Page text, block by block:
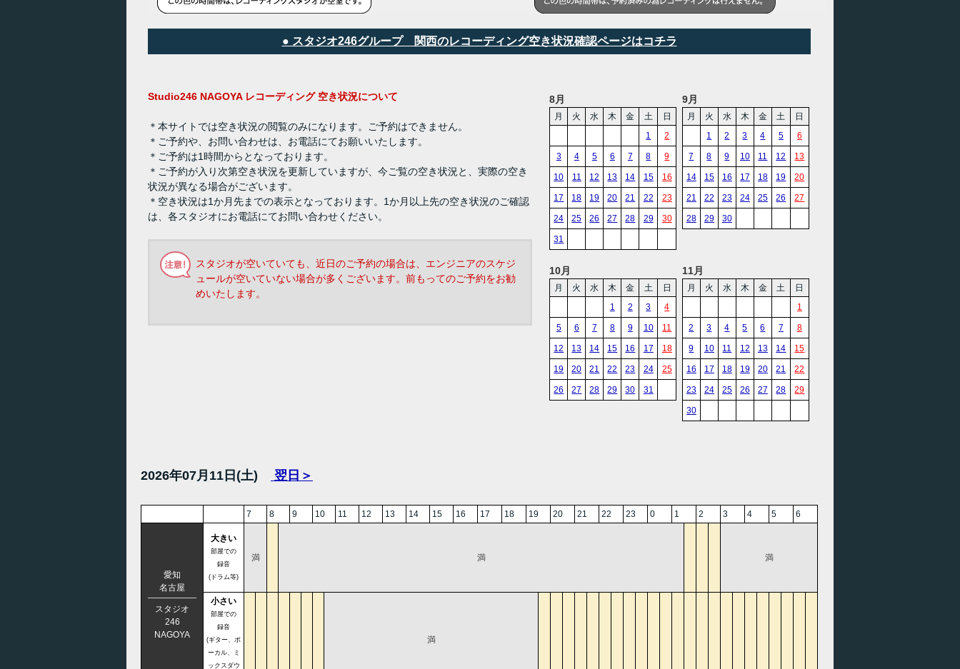
● スタジオ246グループ 関西のレコーディング空き状況確認ページはコチラ
Studio246 NAGOYA レコーディング 空き状況について
＊本サイトでは空き状況の閲覧のみになります。ご予約はできません。
＊ご予約や、お問い合わせは、お電話にてお願いいたします。
＊ご予約は1時間からとなっております。
＊ご予約が入り次第空き状況を更新していますが、今ご覧の空き状況と、実際の空き
状況が異なる場合がございます。
＊空き状況は1か月先までの表示となっております。1か月以上先の空き状況のご確認
は、各スタジオにお電話にてお問い合わせください。
スタジオが空いていても、近日のご予約の場合は、エンジニアのスケジ
ュールが空いていない場合が多くございます。前もってのご予約をお勧
めいたします。
8月
月 火 水 木 金 土
日
1
2
3 4 5 6 7 8 9
10 11 12 13 14 15 16
17 18 19 20 21 22 23
24 25 26 27 28 29 30
31
9月
月 火 水 木 金 土
日
1
2 3 4 5 6
7 8 9 10 11 12 13
14 15 16 17 18 19 20
21 22 23 24 25 26 27
28 29 30
10月
月 火 水 木 金 土
日
1
2 3 4
5 6 7 8 9 10 11
12 13 14 15 16 17 18
19 20 21 22 23 24 25
26 27 28 29 30 31
11月
月 火 水 木 金 土
日
1
2 3 4 5 6 7 8
9 10 11 12 13 14 15
16 17 18 19 20 21 22
23 24 25 26 27 28 29
30
2026年07月11日(土) 翌日＞
7 8 9 10 11 12 13 14 15 16 17 18 19 20 21 22 23 0 1 2 3 4 5 6
愛知
名古屋
スタジオ
246
NAGOYA
大きい
部屋での
録音
(ドラム等)
満 満 満
小さい
部屋での
録音
(ギター、ボ
ーカル、ミ
ックスダウ
満